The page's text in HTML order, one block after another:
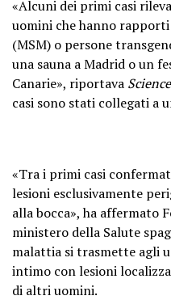
«Alcuni dei primi casi
uomini che hanno
(MSM) o persone
una sauna a Madrid o un
Canarie», riportava Science
casi sono stati collegati a
«Tra i primi casi
lesioni esclusivamente
alla bocca», ha affermato
ministero della Salute
malattia si trasmette agli
intimo con lesioni
di altri uomini.